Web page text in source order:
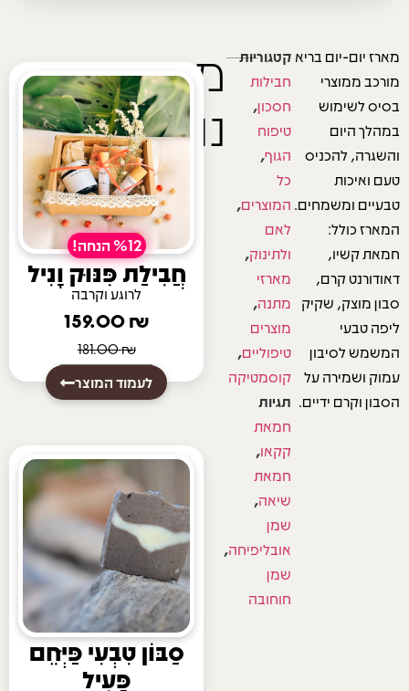
מארז יום-יום בריא
מורכב ממוצרי
בסיס לשימוש
במהלך היום
והשגרה, להכניס
טעם ואיכות
טבעיים ומשמחים.
המארז כולל:
חמאת קשיו,
דאודורנט קרם,
סבון מוצק, שקיק
ליפה טבעי
המשמש לסיבון
עמוק ושמירה על
הסבון וקרם ידיים.
קטגוריות
חבילות
חסכון,
טיפוח
הגוף,
כל
המוצרים,
לאם
ולתינוק,
מארזי
מתנה,
מוצרים
טיפוליים,
קוסמטיקה
תגיות
חמאת
קקאו,
חמאת
שיאה,
שמן
אובליפיחה,
שמן
חוחובה
מוצרים
נוספים
%12 הנחה!
חֲבִילַת פִּנּוּק וָנִיל
לרוגע וקרבה
₪
181.00
₪
לעמוד המוצר
סַבּוֹן טִבְעִי פַּיְּחֵם
פָּעִיל